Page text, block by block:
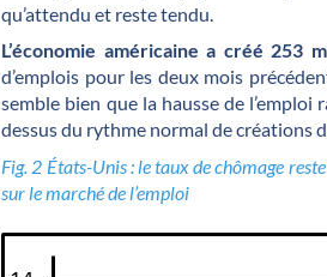
qu’attendu et reste tendu.
L’économie américaine a créé 253
d’emplois pour les deux mois
semble bien que la hausse de
dessus du rythme normal de créations
Fig. 2 États-Unis : le taux de chômage
sur le marché de l’emploi